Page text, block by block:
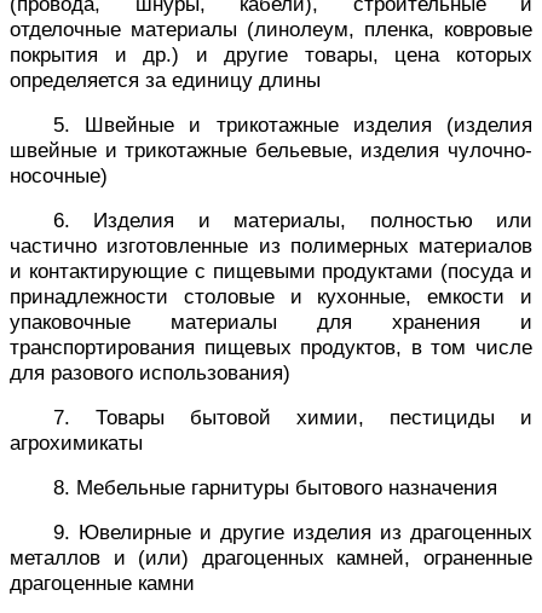
отделочные материалы (линолеум, пленка, ковровые
покрытия и др.) и другие товары, цена которых
определяется за единицу длины
5. Швейные и трикотажные изделия (изделия
швейные и трикотажные бельевые, изделия чулочно-
носочные)
6. Изделия и материалы, полностью или
частично изготовленные из полимерных материалов
и контактирующие с пищевыми продуктами (посуда и
принадлежности столовые и кухонные, емкости и
упаковочные материалы для хранения и
транспортирования пищевых продуктов, в том числе
для разового использования)
7. Товары бытовой химии, пестициды и
агрохимикаты
8. Мебельные гарнитуры бытового назначения
9. Ювелирные и другие изделия из драгоценных
металлов и (или) драгоценных камней, ограненные
драгоценные камни